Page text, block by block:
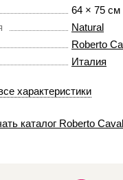
64 × 75 см
Natural
Roberto
Италия
характеристики
каталог Roberto